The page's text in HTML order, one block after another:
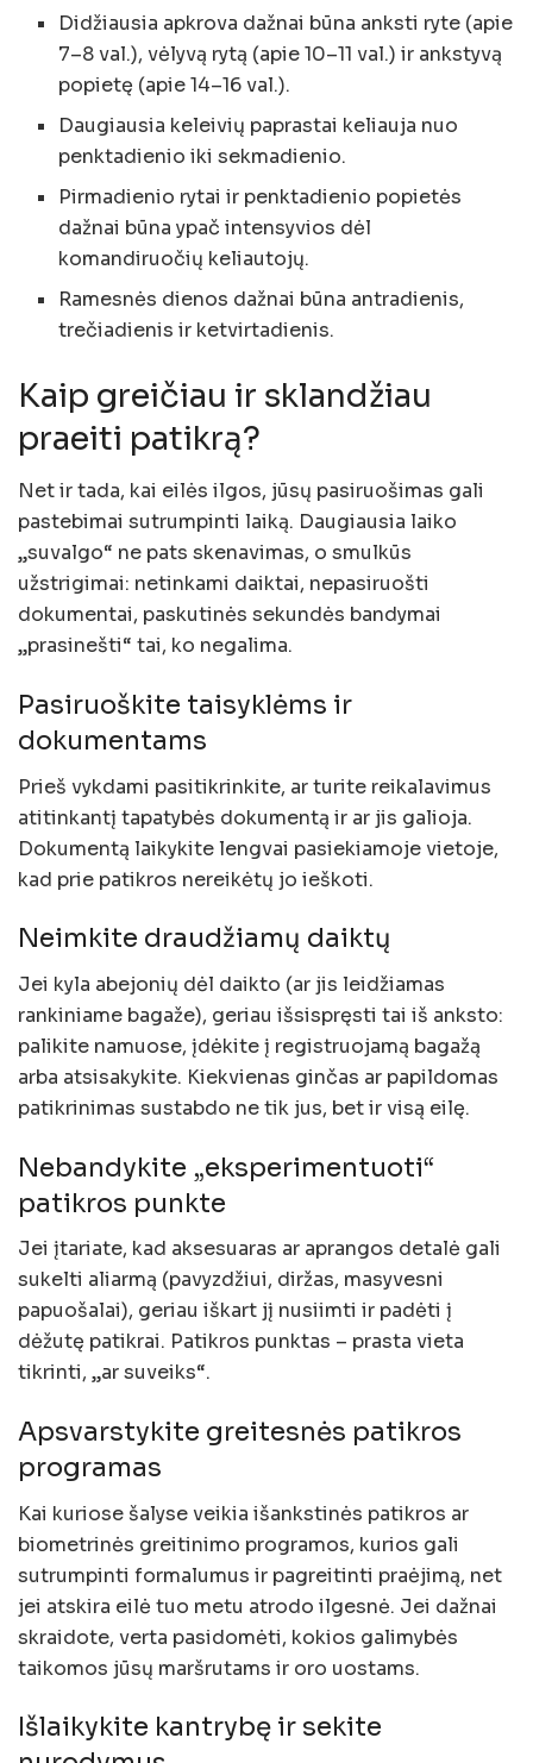
Didžiausia apkrova dažnai būna anksti ryte (apie
7–8 val.), vėlyvą rytą (apie 10–11 val.) ir ankstyvą
popietę (apie 14–16 val.).
Daugiausia keleivių paprastai keliauja nuo
penktadienio iki sekmadienio.
Pirmadienio rytai ir penktadienio popietės
dažnai būna ypač intensyvios dėl
komandiruočių keliautojų.
Ramesnės dienos dažnai būna antradienis,
trečiadienis ir ketvirtadienis.
Kaip greičiau ir sklandžiau
praeiti patikrą?
Net ir tada, kai eilės ilgos, jūsų pasiruošimas gali
pastebimai sutrumpinti laiką. Daugiausia laiko
„suvalgo“ ne pats skenavimas, o smulkūs
užstrigimai: netinkami daiktai, nepasiruošti
dokumentai, paskutinės sekundės bandymai
„prasinešti“ tai, ko negalima.
Pasiruoškite taisyklėms ir
dokumentams
Prieš vykdami pasitikrinkite, ar turite reikalavimus
atitinkantį tapatybės dokumentą ir ar jis galioja.
Dokumentą laikykite lengvai pasiekiamoje vietoje,
kad prie patikros nereikėtų jo ieškoti.
Neimkite draudžiamų daiktų
Jei kyla abejonių dėl daikto (ar jis leidžiamas
rankiniame bagaže), geriau išsispręsti tai iš anksto:
palikite namuose, įdėkite į registruojamą bagažą
arba atsisakykite. Kiekvienas ginčas ar papildomas
patikrinimas sustabdo ne tik jus, bet ir visą eilę.
Nebandykite „eksperimentuoti“
patikros punkte
Jei įtariate, kad aksesuaras ar aprangos detalė gali
sukelti aliarmą (pavyzdžiui, diržas, masyvesni
papuošalai), geriau iškart jį nusiimti ir padėti į
dėžutę patikrai. Patikros punktas – prasta vieta
tikrinti, „ar suveiks“.
Apsvarstykite greitesnės patikros
programas
Kai kuriose šalyse veikia išankstinės patikros ar
biometrinės greitinimo programos, kurios gali
sutrumpinti formalumus ir pagreitinti praėjimą, net
jei atskira eilė tuo metu atrodo ilgesnė. Jei dažnai
skraidote, verta pasidomėti, kokios galimybės
taikomos jūsų maršrutams ir oro uostams.
Išlaikykite kantrybę ir sekite